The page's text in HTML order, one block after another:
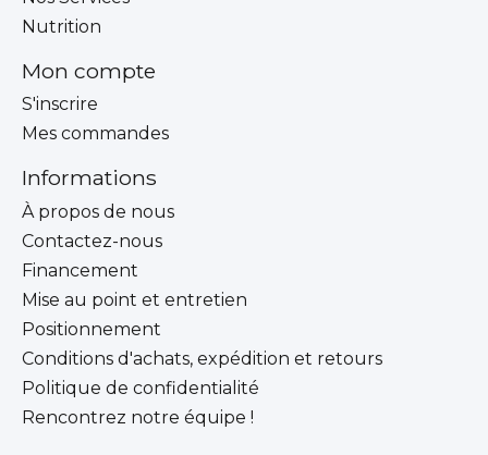
Nutrition
Mon compte
S'inscrire
Mes commandes
Informations
À propos de nous
Contactez-nous
Financement
Mise au point et entretien
Positionnement
Conditions d'achats, expédition et retours
Politique de confidentialité
Rencontrez notre équipe !